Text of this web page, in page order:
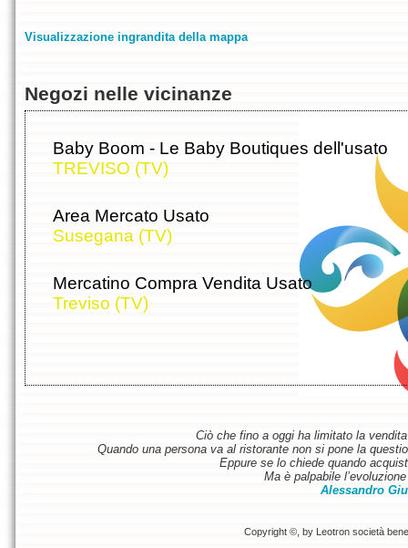
Visualizzazione ingrandita della mappa
Negozi nelle vicinanze
Baby Boom - Le Baby Boutiques dell'usato
TREVISO (TV)
Area Mercato Usato
Susegana (TV)
Mercatino Compra Vendita Usato
Treviso (TV)
Ciò che fino a oggi ha limitato la
Quando una persona va al ristorante non si pone la
Eppure se lo chiede quando
Ma è palpabile
Alessandro
Copyright ©, by Leotron società